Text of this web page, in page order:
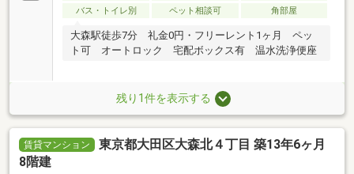
バス・トイレ別
ペット相談可 角部屋
大森駅徒歩7分 礼金0円・フリーレント1ヶ月 ペッ
ト可 オートロック 宅配ボックス有 温水洗浄便座
残り1件を表示する
賃貸マンション
東京都大田区大森北４丁目 築13年6ヶ月
8階建